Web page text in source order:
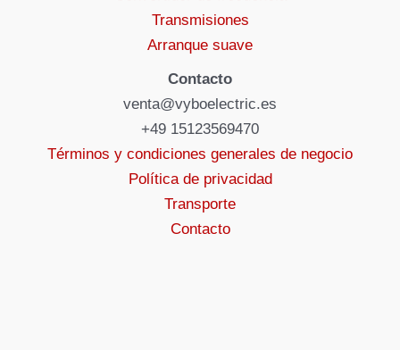
Transmisiones
Arranque suave
Contacto
venta@vyboelectric.es
+49 15123569470
Términos y condiciones generales de negocio
Política de privacidad
Transporte
Contacto